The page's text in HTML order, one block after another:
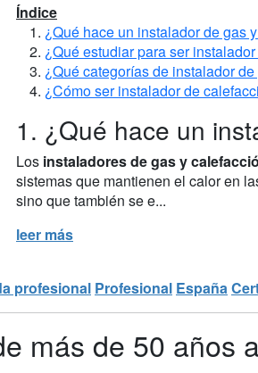
Índice
¿Qué hace un instalador de gas
¿Qué estudiar para ser
¿Qué categorías de instalador
¿Cómo ser instalador de
1. ¿Qué hace un
Los instaladores de gas y
sistemas que mantienen el calor en
sino que también se e...
leer más
profesional Profesional España
más de 50 años